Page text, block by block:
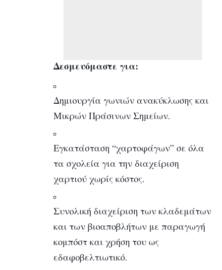
Δεσμευόμαστε για:
Δημιουργία γωνιών ανακύκλωσης και
Μικρών Πράσινων Σημείων.
Εγκατάσταση “χαρτοφάγων” σε όλα
τα σχολεία για την διαχείριση
χαρτιού χωρίς κόστος.
Συνολική διαχείριση των κλαδεμάτων
και των βιοαποβλήτων με παραγωγή
κομπόστ και χρήση του ως
εδαφοβελτιωτικό.